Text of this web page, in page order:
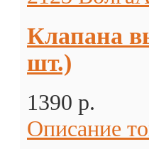
Клапана
шт.)
1390 p.
Описание